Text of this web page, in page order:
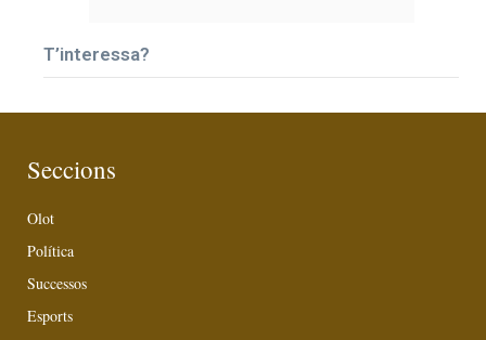
T’interessa?
Seccions
Olot
Política
Successos
Esports